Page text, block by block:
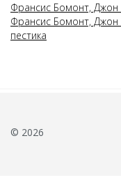
Франсис Бомонт, Джон
Франсис Бомонт,
пестика
© 2026